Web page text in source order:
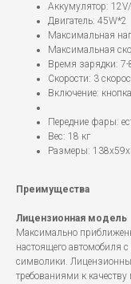
Аккумулятор:
Двигатель: 45W*2
Максимальная
Максимальная
Время зарядки: 7-
Скорости: 3
Включение: кнопка
Передние фары:
Вес: 18 кг
Размеры:
Преимущества
Лицензионная модель
Максимально
настоящего автомобиля
символики.
требованиями к качеству